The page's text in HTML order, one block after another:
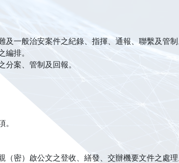
一般治安案件之紀錄、指揮、通報、聯繫及管制
排。
案、管制及回報。
密）啟公文之登收、繕發、交辦機要文件之處理